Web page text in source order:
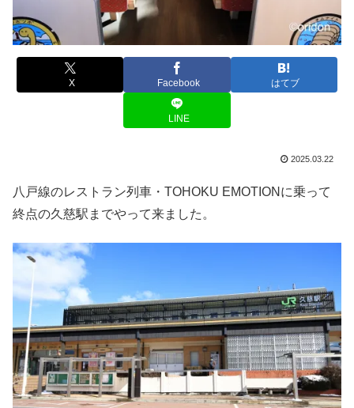
X Facebook はてブ
LINE
2025.03.22
八戸線のレストラン列車・TOHOKU EMOTIONに乗って
終点の久慈駅までやって来ました。